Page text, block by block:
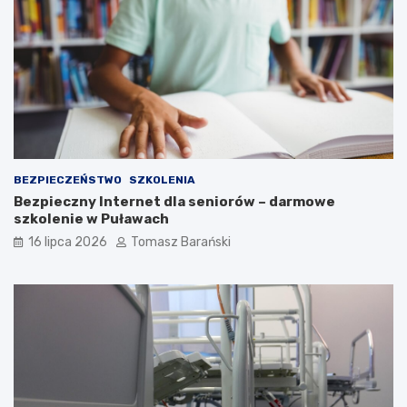
w
s
k
p
o
ł
c
z
n
c
iBEZPIECZEŃSTWO SZKOLENIA
Bezpieczny Internet dla seniorów – darmowe
szkolenie w Puławach
16 lipca 2026 Tomasz Barański